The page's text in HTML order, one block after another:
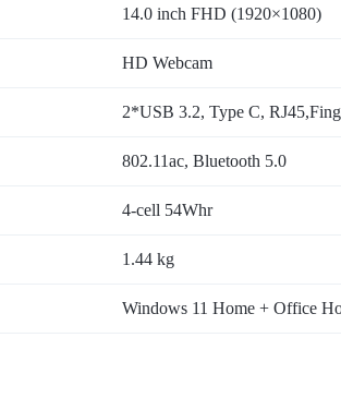
14.0 inch FHD (1920×1080)
HD Webcam
2*USB 3.2, Type C,
802.11ac, Bluetooth 5.0
4-cell 54Whr
1.44 kg
Windows 11 Home + Office